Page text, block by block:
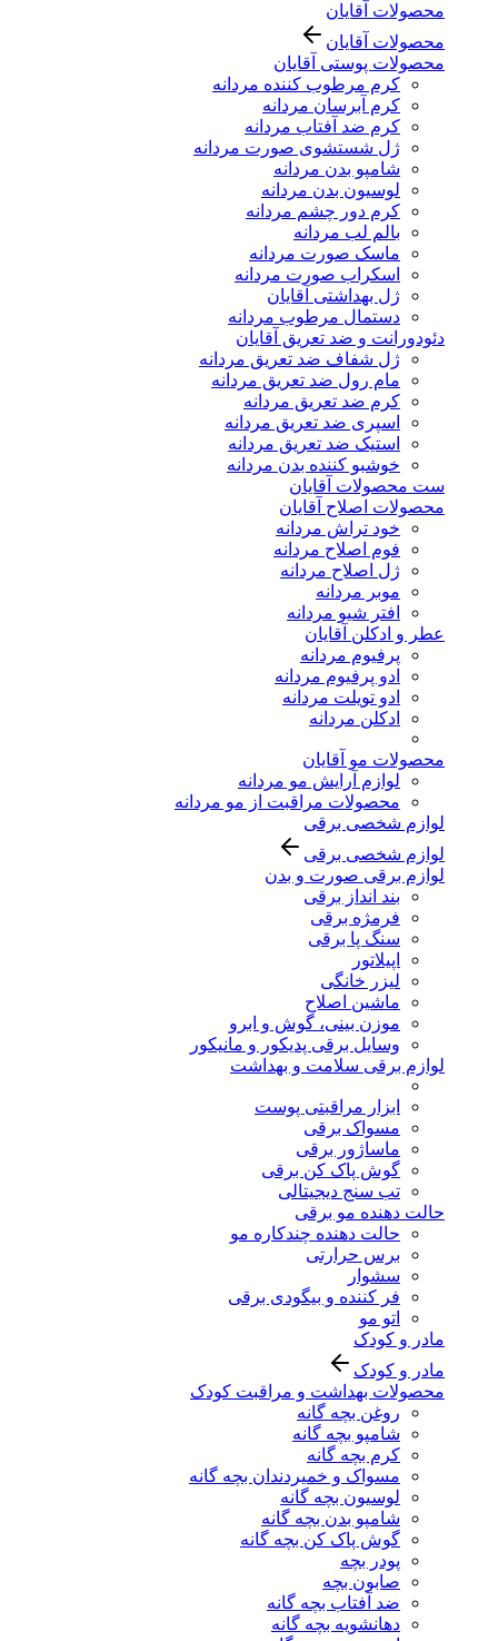
محصولات آقایان
محصولات آقایان
محصولات پوستی آقایان
کرم مرطوب کننده مردانه
کرم آبرسان مردانه
کرم ضد آفتاب مردانه
ژل شستشوی صورت مردانه
شامپو بدن مردانه
لوسیون بدن مردانه
کرم دور چشم مردانه
بالم لب مردانه
ماسک صورت مردانه
اسکراب صورت مردانه
ژل بهداشتی آقایان
دستمال مرطوب مردانه
دئودورانت و ضد تعریق آقایان
ژل شفاف ضد تعریق مردانه
مام رول ضد تعریق مردانه
کرم ضد تعریق مردانه
اسپری ضد تعریق مردانه
استیک ضد تعریق مردانه
خوشبو کننده بدن مردانه
ست محصولات آقایان
محصولات اصلاح آقایان
خود تراش مردانه
فوم اصلاح مردانه
ژل اصلاح مردانه
موبر مردانه
افتر شیو مردانه
عطر و ادکلن آقایان
پرفیوم مردانه
ادو پرفیوم مردانه
ادو تویلت مردانه
ادکلن مردانه
محصولات مو آقایان
لوازم آرایش مو مردانه
محصولات مراقبت از مو مردانه
لوازم شخصی برقی
لوازم شخصی برقی
لوازم برقی صورت و بدن
بند انداز برقی
فرمژه برقی
سنگ پا برقی
اپیلاتور
لیزر خانگی
ماشین اصلاح
موزن بینی، گوش و ابرو
وسایل برقی پدیکور و مانیکور
لوازم برقی سلامت و بهداشت
ابزار مراقبتی پوست
مسواک برقی
ماساژور برقی
گوش پاک کن برقی
تب سنج دیجیتالی
حالت دهنده مو برقی
حالت دهنده چندکاره مو
برس حرارتی
سشوار
فر کننده و بیگودی برقی
اتو مو
مادر و کودک
مادر و کودک
محصولات بهداشت و مراقبت کودک
روغن بچه گانه
شامپو بچه گانه
کرم بچه گانه
مسواک و خمیردندان بچه گانه
لوسیون بچه گانه
شامپو بدن بچه گانه
گوش پاک کن بچه گانه
پودر بچه
صابون بچه
ضد آفتاب بچه گانه
دهانشویه بچه گانه